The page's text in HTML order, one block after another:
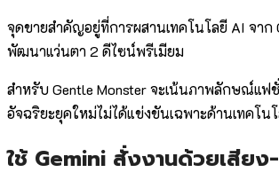
จุดขายสำคัญอยู่ที่การผสานเทคโนโลยี AI จา
พัฒนาแว่นตา 2 ดีไซน์พรีเมียม
สำหรับ Gentle Monster จะเน้นภาพลักษณ์แฟ
อัจฉริยะยุคใหม่ไม่ได้แข่งขันเฉพาะด้านเทคโ
ใช้ Gemini สั่งงานด้วยเสียง